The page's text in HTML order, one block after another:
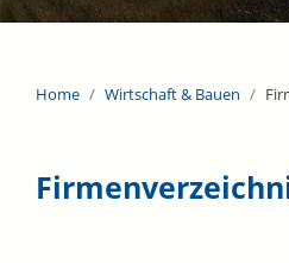
Home Wirtschaft & Bauen